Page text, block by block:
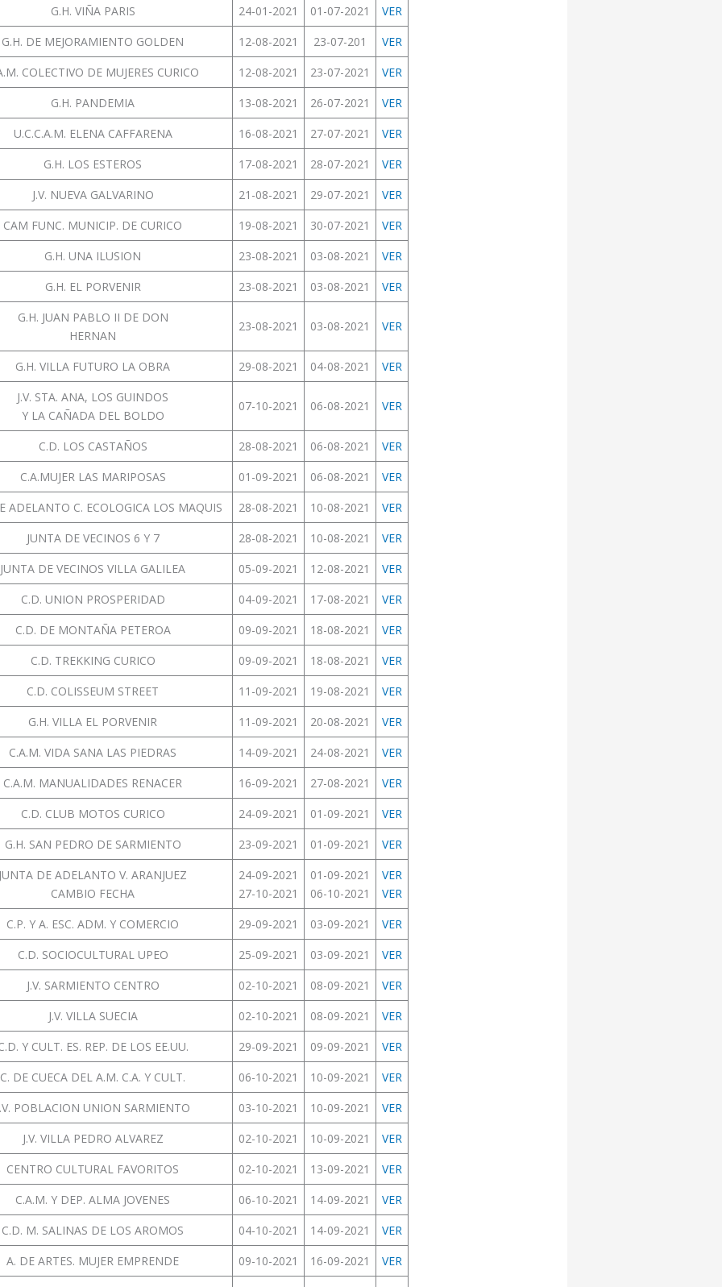
G.H. VIÑA PARIS
24-01-2021 01-07-2021
VER
G.H. DE MEJORAMIENTO GOLDEN
12-08-2021 23-07-201
VER
COLECTIVO DE MUJERES CURICO
12-08-2021 23-07-2021
VER
G.H. PANDEMIA
13-08-2021 26-07-2021
VER
U.C.C.A.M. ELENA CAFFARENA
16-08-2021 27-07-2021
VER
G.H. LOS ESTEROS
17-08-2021 28-07-2021
VER
J.V. NUEVA GALVARINO
21-08-2021 29-07-2021
VER
CAM FUNC. MUNICIP. DE CURICO
19-08-2021 30-07-2021
VER
G.H. UNA ILUSION
23-08-2021 03-08-2021
VER
G.H. EL PORVENIR
23-08-2021 03-08-2021
VER
G.H. JUAN PABLO II DE DON
HERNAN
23-08-2021 03-08-2021 VER
G.H. VILLA FUTURO LA OBRA 29-08-2021 04-08-2021
VER
J.V. STA. ANA, LOS GUINDOS
Y LA CAÑADA DEL BOLDO
07-10-2021 06-08-2021 VER
C.D. LOS CASTAÑOS 28-08-2021 06-08-2021
VER
C.A.MUJER LAS MARIPOSAS
01-09-2021 06-08-2021
VER
ADELANTO C. ECOLOGICA LOS MAQUIS
28-08-2021 10-08-2021
VER
JUNTA DE VECINOS 6 Y 7
28-08-2021 10-08-2021
VER
JUNTA DE VECINOS VILLA GALILEA
05-09-2021 12-08-2021
VER
C.D. UNION PROSPERIDAD
04-09-2021 17-08-2021
VER
C.D. DE MONTAÑA PETEROA
09-09-2021 18-08-2021
VER
C.D. TREKKING CURICO
09-09-2021 18-08-2021
VER
C.D. COLISSEUM STREET
11-09-2021 19-08-2021
VER
G.H. VILLA EL PORVENIR
11-09-2021 20-08-2021
VER
C.A.M. VIDA SANA LAS PIEDRAS
14-09-2021 24-08-2021
VER
C.A.M. MANUALIDADES RENACER
16-09-2021 27-08-2021
VER
C.D. CLUB MOTOS CURICO
24-09-2021 01-09-2021
VER
G.H. SAN PEDRO DE SARMIENTO
23-09-2021 01-09-2021
VER
DE ADELANTO V. ARANJUEZ
CAMBIO FECHA
24-09-2021
27-10-2021
01-09-2021
06-10-2021
VER
VER
C.P. Y A. ESC. ADM. Y COMERCIO
29-09-2021 03-09-2021
VER
C.D. SOCIOCULTURAL UPEO
25-09-2021 03-09-2021
VER
J.V. SARMIENTO CENTRO
02-10-2021 08-09-2021
VER
J.V. VILLA SUECIA
02-10-2021 08-09-2021
VER
Y CULT. ES. REP. DE LOS EE.UU.
29-09-2021 09-09-2021
VER
C. DE CUECA DEL A.M. C.A. Y CULT.
06-10-2021 10-09-2021
VER
POBLACION UNION SARMIENTO
03-10-2021 10-09-2021
VER
J.V. VILLA PEDRO ALVAREZ
02-10-2021 10-09-2021
VER
CENTRO CULTURAL FAVORITOS
02-10-2021 13-09-2021
VER
C.A.M. Y DEP. ALMA JOVENES
06-10-2021 14-09-2021
VER
C.D. M. SALINAS DE LOS AROMOS
04-10-2021 14-09-2021
VER
A. DE ARTES. MUJER EMPRENDE
09-10-2021 16-09-2021
VER